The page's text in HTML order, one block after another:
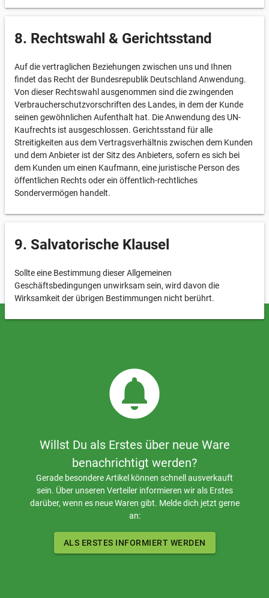
8. Rechtswahl & Gerichtsstand
Auf die vertraglichen Beziehungen zwischen uns und Ihnen
findet das Recht der Bundesrepublik Deutschland Anwendung.
Von dieser Rechtswahl ausgenommen sind die zwingenden
Verbraucherschutzvorschriften des Landes, in dem der Kunde
seinen gewöhnlichen Aufenthalt hat. Die Anwendung des UN-
Kaufrechts ist ausgeschlossen. Gerichtsstand für alle
Streitigkeiten aus dem Vertragsverhältnis zwischen dem Kunden
und dem Anbieter ist der Sitz des Anbieters, sofern es sich bei
dem Kunden um einen Kaufmann, eine juristische Person des
öffentlichen Rechts oder ein öffentlich-rechtliches
Sondervermögen handelt.
9. Salvatorische Klausel
Sollte eine Bestimmung dieser Allgemeinen
Geschäftsbedingungen unwirksam sein, wird davon die
Wirksamkeit der übrigen Bestimmungen nicht berührt.
circle_notifications
Willst Du als Erstes über neue Ware
benachrichtigt werden?
Gerade besondere Artikel können schnell ausverkauft
sein. Über unseren Verteiler informieren wir als Erstes
darüber, wenn es neue Waren gibt. Melde dich jetzt gerne
an:
ALS ERSTES INFORMIERT WERDEN